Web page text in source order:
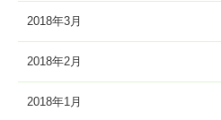
2018年3月
2018年2月
2018年1月